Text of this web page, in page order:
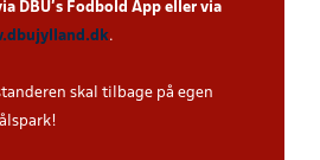
DBU’s Fodbold App eller via
.
skal tilbage på egen